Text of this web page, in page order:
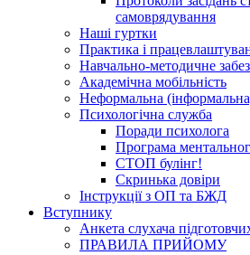
самоврядування
Наші гуртки
Практика і
Навчально-методичне
Академічна мобільність
Неформальна
Психологічна служба
Поради психолога
Програма
СТОП булінг!
Скринька довіри
Інструкції з ОП та БЖД
Вступнику
Анкета слухача
ПРАВИЛА ПРИЙОМУ